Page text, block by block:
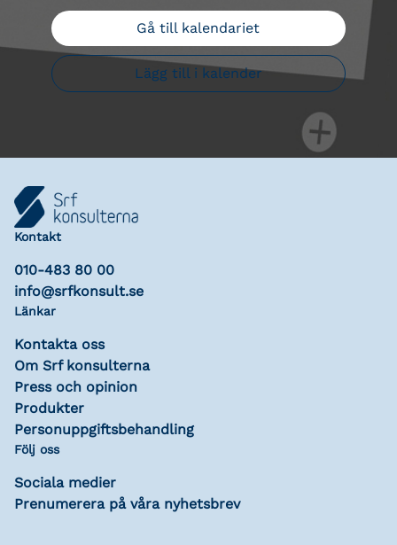
Gå till kalendariet
Lägg till i kalender
Kontakt
010-483 80 00
info@srfkonsult.se
Länkar
Kontakta oss
Om Srf konsulterna
Press och opinion
Produkter
Personuppgiftsbehandling
Följ oss
Sociala medier
Prenumerera på våra nyhetsbrev